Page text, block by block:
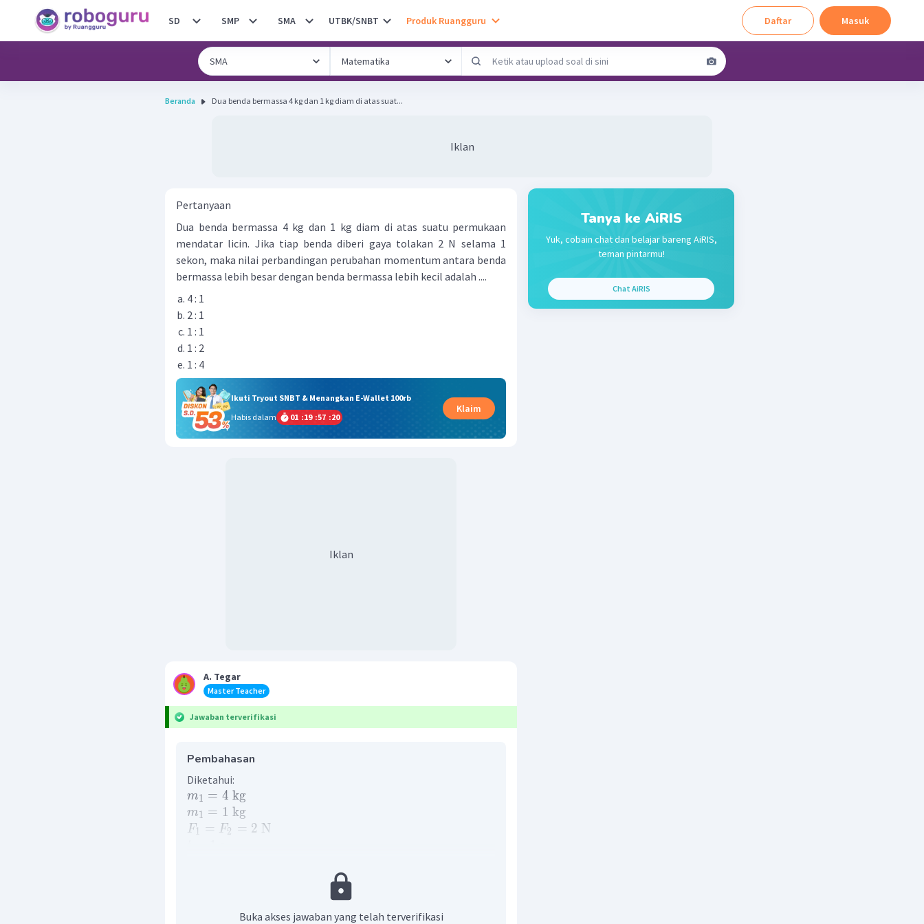
SD SMP SMA UTBK/SNBT Produk Ruangguru Daftar Masuk
Beranda Dua benda bermassa 4 kg dan 1 kg diam di atas suat...
Iklan
Pertanyaan
Dua benda bermassa 4 kg dan 1 kg diam di atas suatu permukaan
mendatar licin. Jika tiap benda diberi gaya tolakan 2 N selama 1
sekon, maka nilai perbandingan perubahan momentum antara benda
bermassa lebih besar dengan benda bermassa lebih kecil adalah ....
4 : 1
2 : 1
1 : 1
1 : 2
1 : 4
Ikuti Tryout SNBT & Menangkan E-Wallet 100rb
Habis dalam
01 :19 :57 :19
Klaim
Iklan
A. Tegar
Master Teacher
Jawaban terverifikasi
Pembahasan
Diketahui:
m1 = 4 kg
m1 = 1 kg
F1 = F2 = 2 N
Impuls merupakan perubahan momentum yang dialami oleh
benda, sehingga:Buka akses jawaban yang telah terverifikasi
Tanya ke AiRIS
Yuk, cobain chat dan belajar bareng AiRIS,
teman pintarmu!
Chat AiRIS